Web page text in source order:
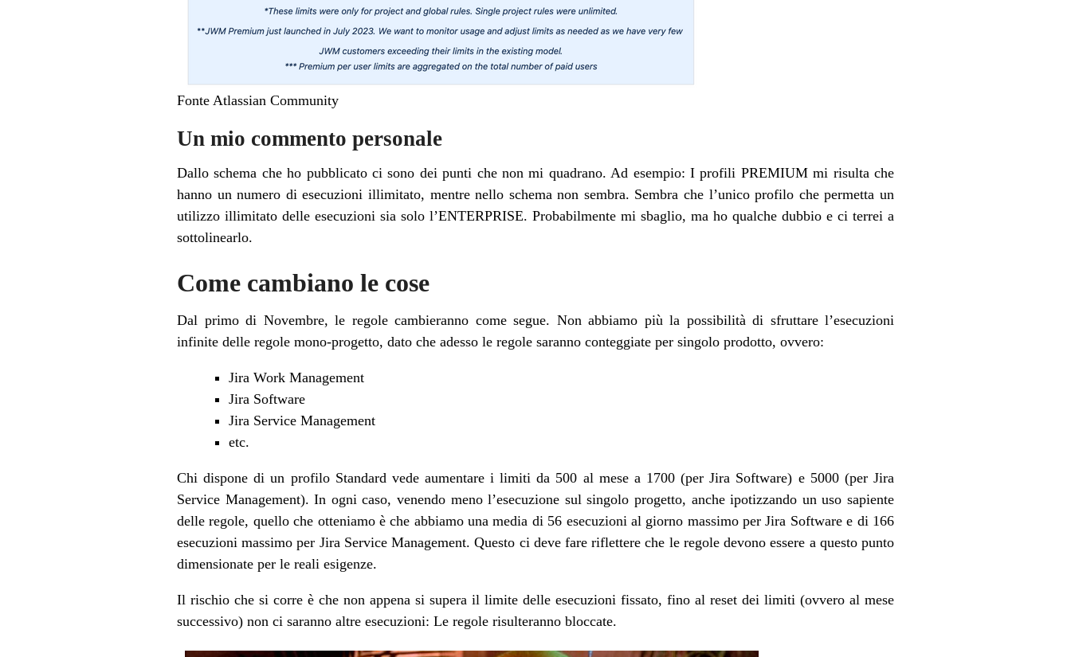
Fonte Atlassian Community
Un mio commento personale
Dallo schema che ho pubblicato ci sono dei punti che non mi quadrano. Ad esempio: I profili PREMIUM mi risulta che
hanno un numero di esecuzioni illimitato, mentre nello schema non sembra. Sembra che l’unico profilo che permetta un
utilizzo illimitato delle esecuzioni sia solo l’ENTERPRISE. Probabilmente mi sbaglio, ma ho qualche dubbio e ci terrei a
sottolinearlo.
Come cambiano le cose
Dal primo di Novembre, le regole cambieranno come segue. Non abbiamo più la possibilità di sfruttare l’esecuzioni
infinite delle regole mono-progetto, dato che adesso le regole saranno conteggiate per singolo prodotto, ovvero:
Jira Work Management
Jira Software
Jira Service Management
etc.
Chi dispone di un profilo Standard vede aumentare i limiti da 500 al mese a 1700 (per Jira Software) e 5000 (per Jira
Service Management). In ogni caso, venendo meno l’esecuzione sul singolo progetto, anche ipotizzando un uso sapiente
delle regole, quello che otteniamo è che abbiamo una media di 56 esecuzioni al giorno massimo per Jira Software e di 166
esecuzioni massimo per Jira Service Management. Questo ci deve fare riflettere che le regole devono essere a questo punto
dimensionate per le reali esigenze.
Il rischio che si corre è che non appena si supera il limite delle esecuzioni fissato, fino al reset dei limiti (ovvero al mese
successivo) non ci saranno altre esecuzioni: Le regole risulteranno bloccate.